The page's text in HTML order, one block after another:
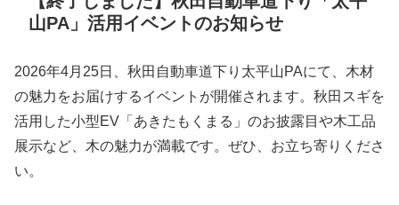
山PA」活用イベントのお知らせ
2026年4月25日、秋田自動車道下り太平山PAにて、木材
の魅力をお届けするイベントが開催されます。秋田スギを
活用した小型EV「あきたもくまる」のお披露目や木工品
展示など、木の魅力が満載です。ぜひ、お立ち寄りくださ
い。